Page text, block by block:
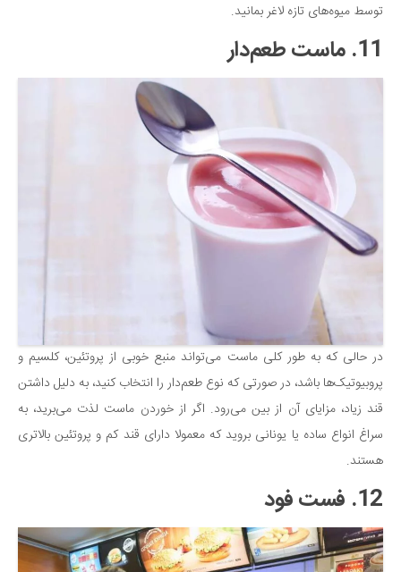
توسط میوه‌های تازه لاغر بمانید.
11. ماست طعم‌دار
در حالی که به طور کلی ماست می‌تواند منبع خوبی از پروتئین، کلسیم و
پروبیوتیک‌ها باشد، در صورتی که نوع طعم‌دار را انتخاب کنید، به دلیل داشتن
قند زیاد، مزایای آن از بین می‌رود. اگر از خوردن ماست لذت می‌برید، به
سراغ انواع ساده یا یونانی بروید که معمولا دارای قند کم و پروتئین بالاتری
هستند.
12. فست فود